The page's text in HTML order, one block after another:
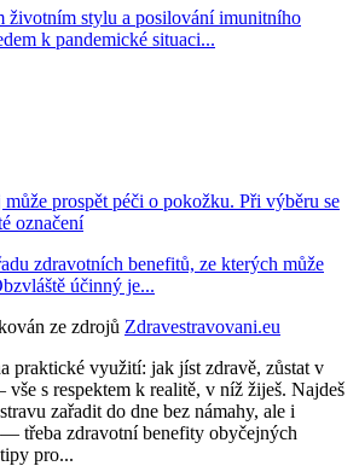
životním stylu a posilování imunitního
k pandemické situaci...
prospět péči o pokožku. Při výběru se
označení
zdravotních benefitů, ze kterých může
účinný je...
ze zdrojů Zdravestravovani.eu
praktické využití: jak jíst zdravě, zůstat v
s respektem k realitě, v níž žiješ. Najdeš
zařadit do dne bez námahy, ale i
třeba zdravotní benefity obyčejných
pro...